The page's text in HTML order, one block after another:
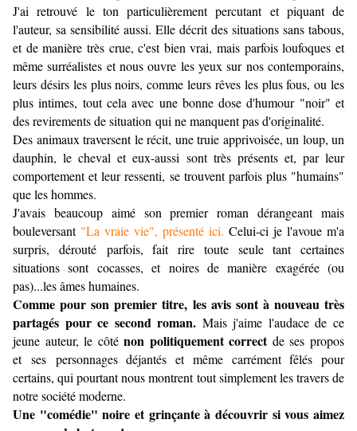
J'ai retrouvé le ton particulièrement percutant et piquant de
l'auteur, sa sensibilité aussi. Elle décrit des situations sans tabous,
et de manière très crue, c'est bien vrai, mais parfois loufoques et
même surréalistes et nous ouvre les yeux sur nos contemporains,
leurs désirs les plus noirs, comme leurs rêves les plus fous, ou les
plus intimes, tout cela avec une bonne dose d'humour "noir" et
des revirements de situation qui ne manquent pas d'originalité.
Des animaux traversent le récit, une truie apprivoisée, un loup, un
dauphin, le cheval et eux-aussi sont très présents et, par leur
comportement et leur ressenti, se trouvent parfois plus "humains"
que les hommes.
J'avais beaucoup aimé son premier roman dérangeant mais
bouleversant"La vraie vie", présenté ici. Celui-ci je l'avoue m'a
surpris, dérouté parfois, fait rire toute seule tant certaines
situations sont cocasses, et noires de manière exagérée (ou
pas)...les âmes humaines.
Comme pour son premier titre, les avis sont à nouveau très
partagés pour ce second roman. Mais j'aime l'audace de ce
jeune auteur, le côténon politiquement correct de ses propos
et ses personnages déjantés et même carrément fêlés pour
certains, qui pourtant nous montrent tout simplement les travers de
notre société moderne.
Une "comédie" noire et grinçante à découvrir si vous aimez